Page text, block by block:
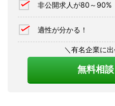
非公開求人が80～90%
適性が分かる！
＼有名企業に
無料相